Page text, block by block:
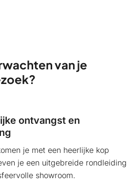
van je
ontvangst en
je met een heerlijke kop
je een uitgebreide rondleiding
showroom.